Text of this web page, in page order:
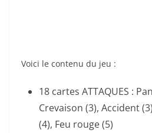
Voici le contenu du jeu :
18 cartes ATTAQUES :
Crevaison (3), Accident
(4), Feu rouge (5)